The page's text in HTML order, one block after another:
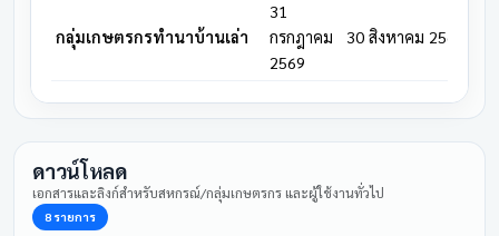
31
มีนาคม
28 สิงหาคม
หว้า
31
มีนาคม
รอดำเนิน
สหกรณ์การเกษตรเพื่อการ
กลุ่มเกษตรกรทำนาบ้านเล่า
31
กรกฎาคม
2569
30 สิงหาคม 2569
ดาวน์โหลด
เอกสารและลิงก์สำหรับสหกรณ์/กลุ่มเกษตรกร และผู้ใช้งานทั่วไป
8 รายการ